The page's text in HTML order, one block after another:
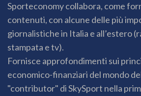
Sporteconomy collabora, come
contenuti, con alcune delle più
giornalistiche in Italia e all’estero
stampata e tv).
Fornisce approfondimenti sui
economico-finanziari del mondo
"contributor" di SkySport nella